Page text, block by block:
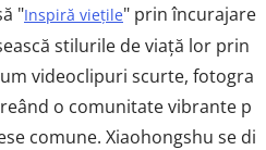
"Inspiră viețile" prin încurajare
stilurile de viață lor prin
videoclipuri scurte, fotogra
o comunitate vibrante p
comune. Xiaohongshu se di